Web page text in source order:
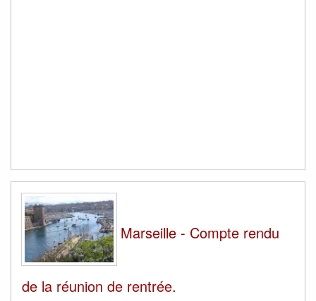
Marseille - Compte rendu
de la réunion de rentrée.